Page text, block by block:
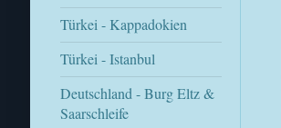
Türkei - Kappadokien
Türkei - Istanbul
Deutschland - Burg Eltz &
Saarschleife